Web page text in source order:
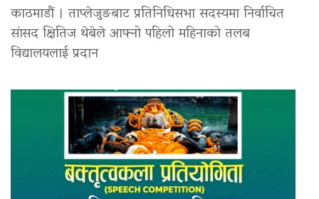
काठमाडौं । ताप्लेजुङबाट प्रतिनिधिसभा सदस्यमा निर्वाचित
सांसद क्षितिज थेबेले आफ्नो पहिलो महिनाको तलब
विद्यालयलाई प्रदान